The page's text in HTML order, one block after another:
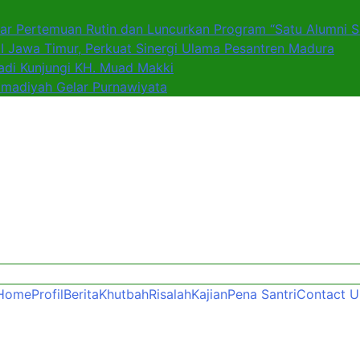
Pertemuan Rutin dan Luncurkan Program “Satu Alumni
Timur, Perkuat Sinergi Ulama Pesantren Madura
Kunjungi KH. Muad Makki
Gelar Purnawiyata
ProfilBeritaKhutbahRisalahKajianPena SantriContact